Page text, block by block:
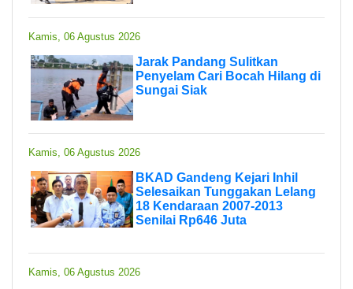
Kamis, 06 Agustus 2026
Jarak Pandang Sulitkan
Penyelam Cari Bocah Hilang di
Sungai Siak
Kamis, 06 Agustus 2026
BKAD Gandeng Kejari Inhil
Selesaikan Tunggakan Lelang
18 Kendaraan 2007-2013
Senilai Rp646 Juta
Kamis, 06 Agustus 2026